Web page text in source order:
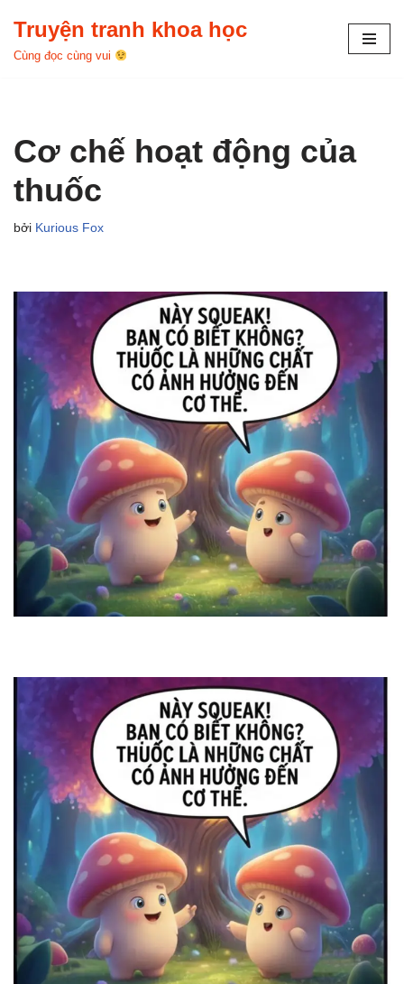
Chuyển
Truyện tranh khoa học
Cùng đọc cùng vui
Cơ chế hoạt động của
thuốc
bởi Kurious Fox